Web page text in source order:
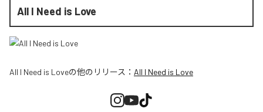
All I Need is Love
All I Need is Loveの他のリリース： All I Need is Love